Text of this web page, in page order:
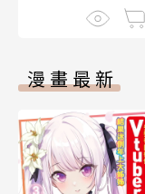
漫畫最新